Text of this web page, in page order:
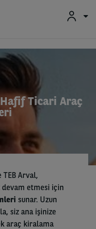
Ticari Araç
TEB Arval,
devam etmesi için
sunar. Uzun
siz ana işinize
araç kiralama